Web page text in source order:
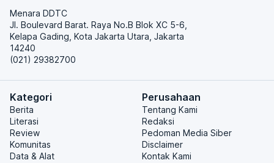
Menara DDTC
Jl. Boulevard Barat. Raya No.B Blok XC 5-6,
Kelapa Gading, Kota Jakarta Utara, Jakarta
14240
(021) 29382700
Kategori
Berita
Literasi
Review
Komunitas
Data & Alat
Perusahaan
Tentang Kami
Redaksi
Pedoman Media Siber
Disclaimer
Kontak Kami